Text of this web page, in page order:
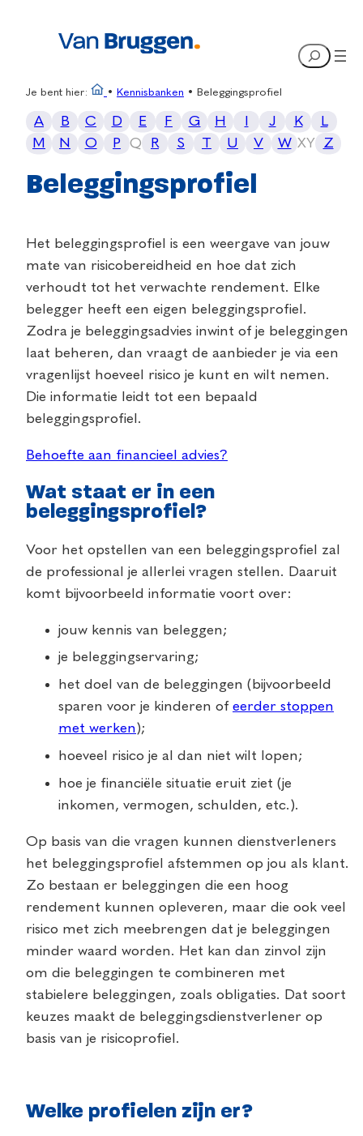
Search
Je bent hier: • Kennisbanken • Beleggingsprofiel
A B C D E F G H J K
L
M
N O P Q R S T U V W XY Z
Beleggingsprofiel
Het beleggingsprofiel is een weergave van jouw
mate van risicobereidheid en hoe dat zich
verhoudt tot het verwachte rendement. Elke
belegger heeft een eigen beleggingsprofiel.
Zodra je beleggingsadvies inwint of je beleggingen
laat beheren, dan vraagt de aanbieder je via een
vragenlijst hoeveel risico je kunt en wilt nemen.
Die informatie leidt tot een bepaald
beleggingsprofiel.
Behoefte aan financieel advies?
Wat staat er in een
beleggingsprofiel?
Voor het opstellen van een beleggingsprofiel zal
de professional je allerlei vragen stellen. Daaruit
komt bijvoorbeeld informatie voort over:
jouw kennis van beleggen;
je beleggingservaring;
het doel van de beleggingen (bijvoorbeeld
sparen voor je kinderen of eerder stoppen
met werken);
hoeveel risico je al dan niet wilt lopen;
hoe je financiële situatie eruit ziet (je
inkomen, vermogen, schulden, etc.).
Op basis van die vragen kunnen dienstverleners
het beleggingsprofiel afstemmen op jou als klant.
Zo bestaan er beleggingen die een hoog
rendement kunnen opleveren, maar die ook veel
risico met zich meebrengen dat je beleggingen
minder waard worden. Het kan dan zinvol zijn
om die beleggingen te combineren met
stabielere beleggingen, zoals obligaties. Dat soort
keuzes maakt de beleggingsdienstverlener op
basis van je risicoprofiel.
Welke profielen zijn er?